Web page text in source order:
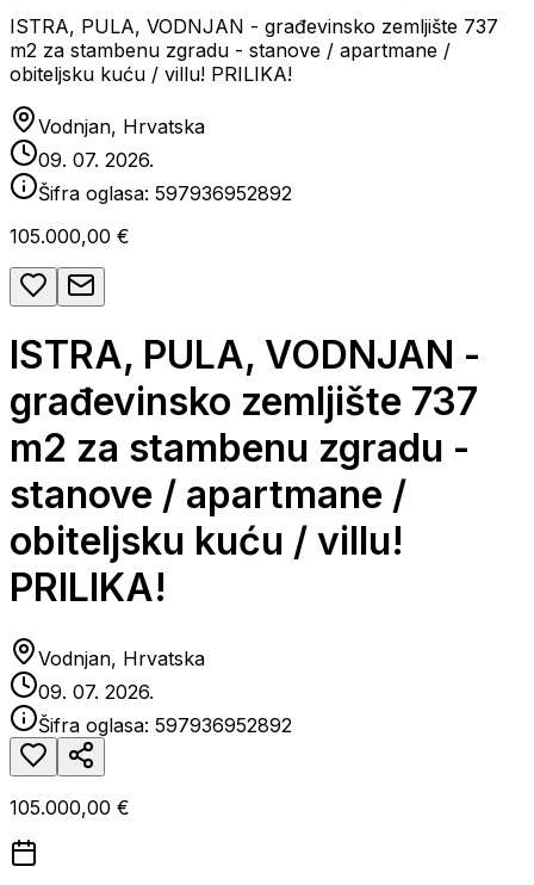
ISTRA, PULA, VODNJAN - građevinsko zemljište 737
m2 za stambenu zgradu - stanove / apartmane /
obiteljsku kuću / villu! PRILIKA!
Vodnjan, Hrvatska
09. 07. 2026.
Šifra oglasa: 597936952892
105.000,00 €
ISTRA, PULA, VODNJAN -
građevinsko zemljište 737
m2 za stambenu zgradu -
stanove / apartmane /
obiteljsku kuću / villu!
PRILIKA!
Vodnjan, Hrvatska
09. 07. 2026.
Šifra oglasa: 597936952892
105.000,00 €